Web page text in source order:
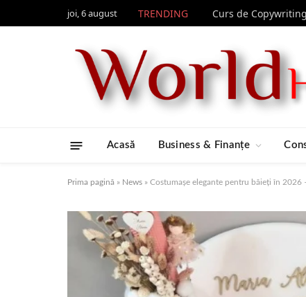
joi, 6 august TRENDING
Acasă Business & Finanțe
Prima pagină » News » Costumașe elegante pentru băieți în